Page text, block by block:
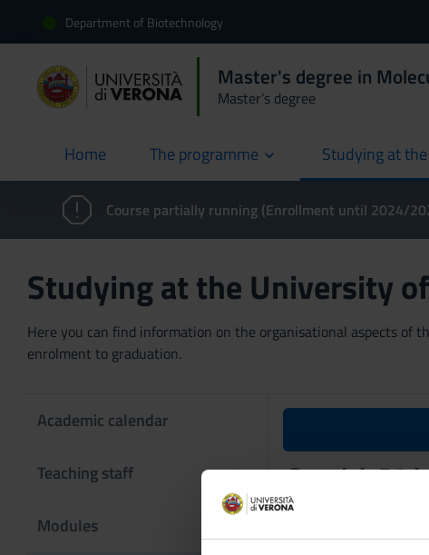
Department of Biotechnology
Master's degree in
Master’s degree
Home
current The programme Studying at
Course partially running (Enrollment until 2024/
Studying at the University
Here you can find information on the organisational aspects
enrolment to graduation.
Academic calendar
Teaching staff
Modules
Spanish B2
Teaching code
4S014652